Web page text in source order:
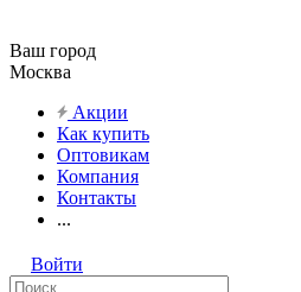
Ваш город
Москва
Акции
Как купить
Оптовикам
Компания
Контакты
...
Войти